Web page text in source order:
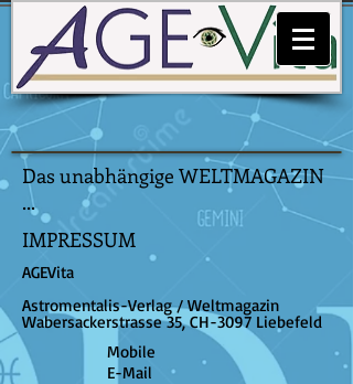
Das unabhängige WELTMAGAZIN
...
IMPRESSUM
AGEVita
Astromentalis-Verlag / Weltmagazin
Wabersackerstrasse 35, CH-3097 Liebefeld
Mobile
E-Mail